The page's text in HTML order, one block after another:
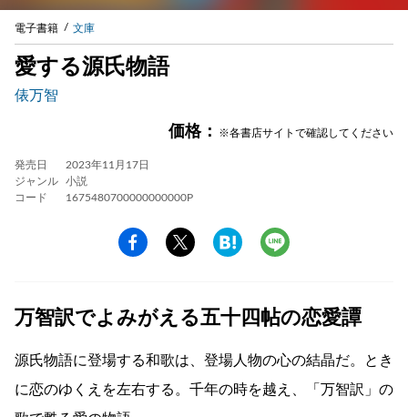
電子書籍 文庫
愛する源氏物語
俵万智
価格： ※各書店サイトで確認してください
発売日
2023年11月17日
ジャンル
小説
コード
1675480700000000000P
万智訳でよみがえる五十四帖の恋愛譚
源氏物語に登場する和歌は、登場人物の心の結晶だ。とき
に恋のゆくえを左右する。千年の時を越え、「万智訳」の